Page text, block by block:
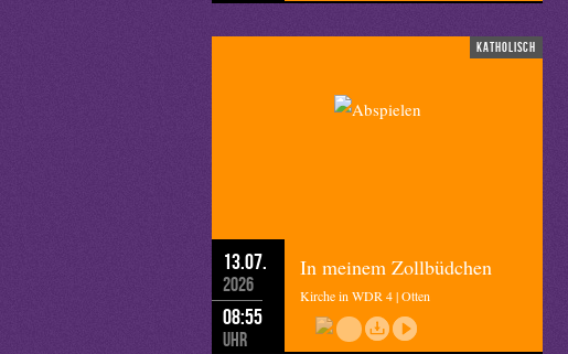
katholisch
13.07.
2026
08:55
Uhr
In meinem Zollbüdchen
Kirche in WDR 4 | Otten